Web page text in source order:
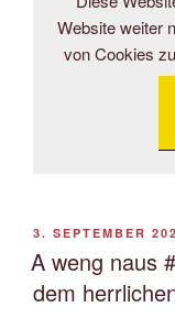
Website weiter
von Cookies
VERÖFFENTLICHT
AM
3. SEPTEMBER
A weng naus
dem